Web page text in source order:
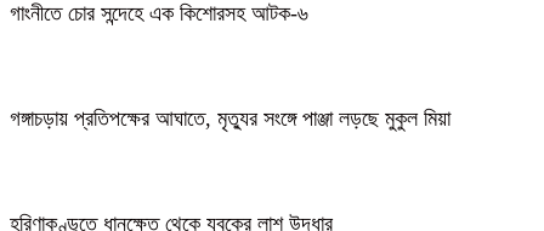
গাংনীতে চোর সন্দেহে এক কিশোরসহ আটক-৬
গঙ্গাচড়ায় প্রতিপক্ষের আঘাতে, মৃত্যুর সংঙ্গে পাঞ্জা লড়ছে মুকুল মিয়া
হরিণাকুণ্ডুতে ধানক্ষেত থেকে যুবকের লাশ উদ্ধার